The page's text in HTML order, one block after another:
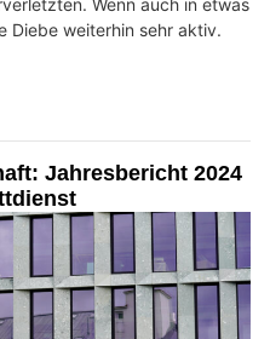
Wenn auch in etwas
Diebe weiterhin sehr aktiv.
Jahresbericht 2024